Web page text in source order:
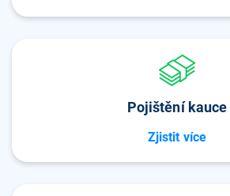
Pojištění kauce
Zjistit více